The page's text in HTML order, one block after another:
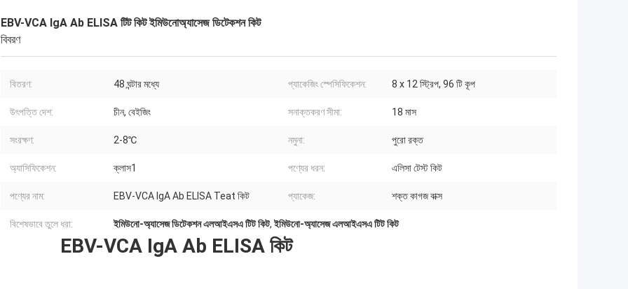
EBV-VCA IgA Ab ELISA টিট কিট ইমিউনোঅ্যাসেজ ডিটেকশন কিট
বিবরণ
বিতরণ: 48 ঘন্টার মধ্যে প্যাকেজিং স্পেসিফিকেশন: 8 x 12 স্ট্রিপ, 96 টি কূপ
উৎপত্তি দেশ: চীন, বেইজিং সনাক্তকরণ সীমা: 18 মাস
সংরক্ষণ: 2-8℃ নমুনা: পুরো রক্ত
অ্যাসিফিকেশন: ক্লাস1 পণ্যের ধরন: এলিসা টেস্ট কিট
পণ্যের নাম: EBV-VCA IgA Ab ELISA Teat কিট প্যাকেজ: শক্ত কাগজ বাক্স
বিশেষভাবে তুলে ধরা: ইমিউনো-অ্যাসেজ ডিটেকশন এলআইএসএ টিট কিট,ইমিউনো-অ্যাসেজ এলআইএসএ টিট কিট
EBV-VCA IgA Ab ELISA কিট